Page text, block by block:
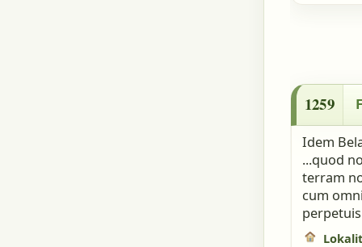
1259
Idem
...quod
terram
cum